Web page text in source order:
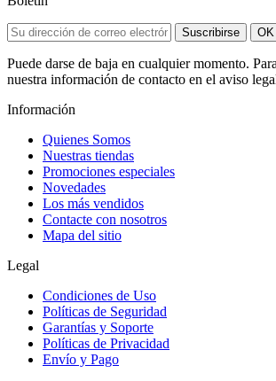
Suscribirse OK
Puede darse de baja en cualquier momento.
nuestra información de contacto en el aviso
Información
Quienes Somos
Nuestras tiendas
Promociones especiales
Novedades
Los más vendidos
Contacte con nosotros
Mapa del sitio
Legal
Condiciones de Uso
Políticas de Seguridad
Garantías y Soporte
Políticas de Privacidad
Envío y Pago